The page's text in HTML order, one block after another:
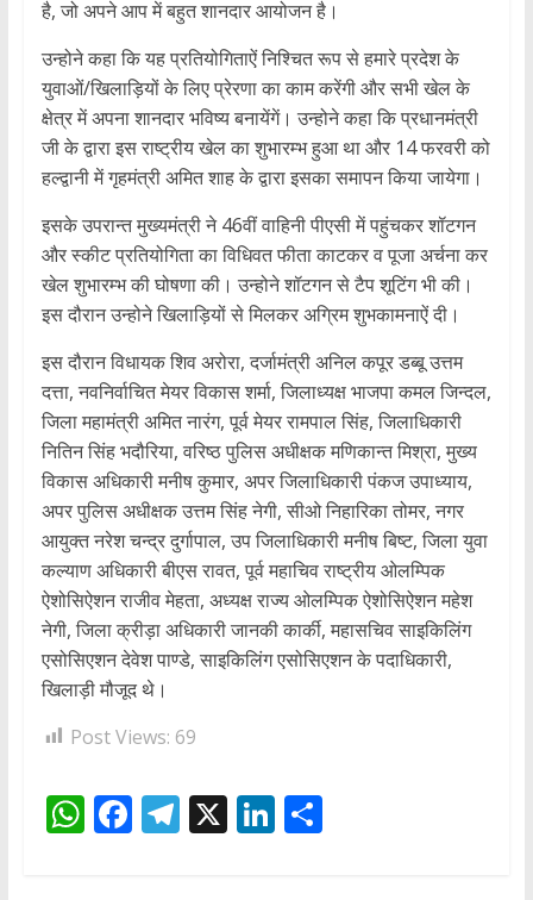
है, जो अपने आप में बहुत शानदार आयोजन है।
उन्होने कहा कि यह प्रतियोगिताऐं निश्चित रूप से हमारे प्रदेश के
युवाओं/खिलाड़ियों के लिए प्रेरणा का काम करेंगी और सभी खेल के
क्षेत्र में अपना शानदार भविष्य बनायेंगें। उन्होने कहा कि प्रधानमंत्री
जी के द्वारा इस राष्ट्रीय खेल का शुभारम्भ हुआ था और 14 फरवरी को
हल्द्वानी में गृहमंत्री अमित शाह के द्वारा इसका समापन किया जायेगा।
इसके उपरान्त मुख्यमंत्री ने 46वीं वाहिनी पीएसी में पहुंचकर शॉटगन
और स्कीट प्रतियोगिता का विधिवत फीता काटकर व पूजा अर्चना कर
खेल शुभारम्भ की घोषणा की। उन्होने शॉटगन से टैप शूटिंग भी की।
इस दौरान उन्होने खिलाड़ियों से मिलकर अग्रिम शुभकामनाऐं दी।
इस दौरान विधायक शिव अरोरा, दर्जामंत्री अनिल कपूर डब्बू उत्तम
दत्ता, नवनिर्वाचित मेयर विकास शर्मा, जिलाध्यक्ष भाजपा कमल जिन्दल,
जिला महामंत्री अमित नारंग, पूर्व मेयर रामपाल सिंह, जिलाधिकारी
नितिन सिंह भदौरिया, वरिष्ठ पुलिस अधीक्षक मणिकान्त मिश्रा, मुख्य
विकास अधिकारी मनीष कुमार, अपर जिलाधिकारी पंकज उपाध्याय,
अपर पुलिस अधीक्षक उत्तम सिंह नेगी, सीओ निहारिका तोमर, नगर
आयुक्त नरेश चन्द्र दुर्गापाल, उप जिलाधिकारी मनीष बिष्ट, जिला युवा
कल्याण अधिकारी बीएस रावत, पूर्व महाचिव राष्ट्रीय ओलम्पिक
ऐशोसिऐशन राजीव मेहता, अध्यक्ष राज्य ओलम्पिक ऐशोसिऐशन महेश
नेगी, जिला क्रीड़ा अधिकारी जानकी कार्की, महासचिव साइकिलिंग
एसोसिएशन देवेश पाण्डे, साइकिलिंग एसोसिएशन के पदाधिकारी,
खिलाड़ी मौजूद थे।
Post Views: 69
W F T X Li S